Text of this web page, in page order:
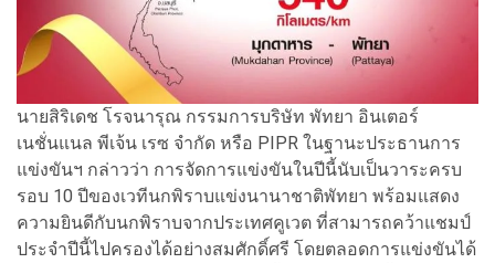
นายสิริเดช โรจนารุณ กรรมการบริษัท พัทยา อินเตอร์
เนชั่นแนล พีเจ้น เรซ จำกัด หรือ PIPR ในฐานะประธานการ
แข่งขันฯ กล่าวว่า การจัดการแข่งขันในปีนี้นับเป็นวาระครบ
รอบ 10 ปีของเวทีนกพิราบแข่งนานาชาติพัทยา พร้อมแสดง
ความยินดีกับนกพิราบจากประเทศคูเวต ที่สามารถคว้าแชมป์
ประจำปีนี้ไปครองได้อย่างสมศักดิ์ศรี โดยตลอดการแข่งขันได้